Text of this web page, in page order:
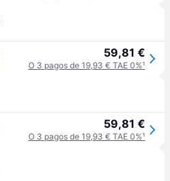
59,81 €
O 3 pagos de 19,93 € TAE 0%¹
59,81 €
O 3 pagos de 19,93 € TAE 0%¹